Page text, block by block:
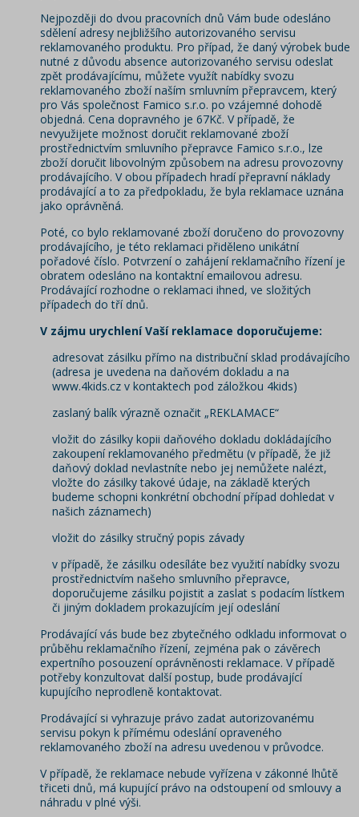
Nejpozději do dvou pracovních dnů Vám bude odesláno
sdělení adresy nejbližšího autorizovaného servisu
reklamovaného produktu. Pro případ, že daný výrobek bude
nutné z důvodu absence autorizovaného servisu odeslat
zpět prodávajícímu, můžete využít nabídky svozu
reklamovaného zboží naším smluvním přepravcem, který
pro Vás společnost Famico s.r.o. po vzájemné dohodě
objedná. Cena dopravného je 67Kč. V případě, že
nevyužijete možnost doručit reklamované zboží
prostřednictvím smluvního přepravce Famico s.r.o., lze
zboží doručit libovolným způsobem na adresu provozovny
prodávajícího. V obou případech hradí přepravní náklady
prodávající a to za předpokladu, že byla reklamace uznána
jako oprávněná.
Poté, co bylo reklamované zboží doručeno do provozovny
prodávajícího, je této reklamaci přiděleno unikátní
pořadové číslo. Potvrzení o zahájení reklamačního řízení je
obratem odesláno na kontaktní emailovou adresu.
Prodávající rozhodne o reklamaci ihned, ve složitých
případech do tří dnů.
V zájmu urychlení Vaší reklamace doporučujeme:
adresovat zásilku přímo na distribuční sklad prodávajícího
(adresa je uvedena na daňovém dokladu a na
www.4kids.cz v kontaktech pod záložkou 4kids)
zaslaný balík výrazně označit „REKLAMACE“
vložit do zásilky kopii daňového dokladu dokládajícího
zakoupení reklamovaného předmětu (v případě, že již
daňový doklad nevlastníte nebo jej nemůžete nalézt,
vložte do zásilky takové údaje, na základě kterých
budeme schopni konkrétní obchodní případ dohledat v
našich záznamech)
vložit do zásilky stručný popis závady
v případě, že zásilku odesíláte bez využití nabídky svozu
prostřednictvím našeho smluvního přepravce,
doporučujeme zásilku pojistit a zaslat s podacím lístkem
či jiným dokladem prokazujícím její odeslání
Prodávající vás bude bez zbytečného odkladu informovat o
průběhu reklamačního řízení, zejména pak o závěrech
expertního posouzení oprávněnosti reklamace. V případě
potřeby konzultovat další postup, bude prodávající
kupujícího neprodleně kontaktovat.
Prodávající si vyhrazuje právo zadat autorizovanému
servisu pokyn k přímému odeslání opraveného
reklamovaného zboží na adresu uvedenou v průvodce.
V případě, že reklamace nebude vyřízena v zákonné lhůtě
třiceti dnů, má kupující právo na odstoupení od smlouvy a
náhradu v plné výši.